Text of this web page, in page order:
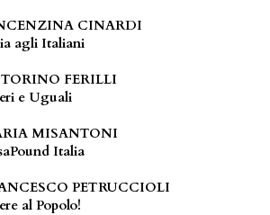
CINARDI
agli Italiani
FERILLI
e Uguali
MISANTONI
Italia
PETRUCCIOLI
al Popolo!